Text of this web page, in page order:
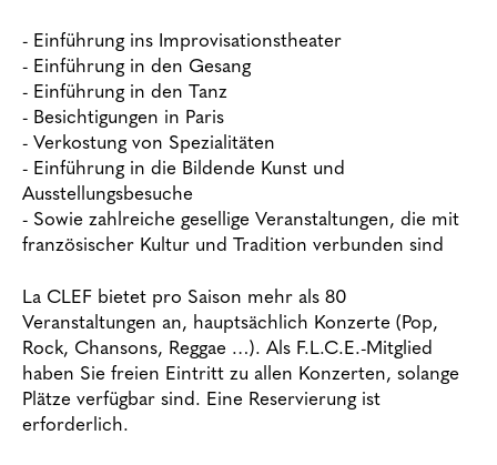
- Einführung ins Improvisationstheater
- Einführung in den Gesang
- Einführung in den Tanz
- Besichtigungen in Paris
- Verkostung von Spezialitäten
- Einführung in die Bildende Kunst und
Ausstellungsbesuche
- Sowie zahlreiche gesellige Veranstaltungen, die mit
französischer Kultur und Tradition verbunden sind
La CLEF bietet pro Saison mehr als 80
Veranstaltungen an, hauptsächlich Konzerte (Pop,
Rock, Chansons, Reggae …). Als F.L.C.E.-Mitglied
haben Sie freien Eintritt zu allen Konzerten, solange
Plätze verfügbar sind. Eine Reservierung ist
erforderlich.